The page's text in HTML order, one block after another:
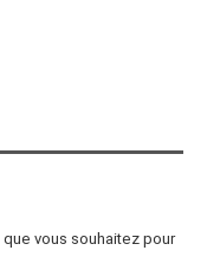
que vous souhaitez pour